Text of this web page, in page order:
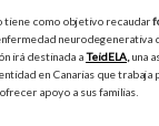
como objetivo recaudar
enfermedad
irá destinada aTeidELA una
en Canarias que
apoyo a sus familias.